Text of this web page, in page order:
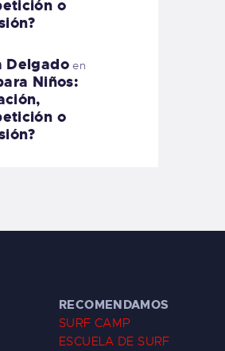
o
Delgadoen
Niños:
o
RECOMENDAMOS
SURF CAMP
ESCUELA DE SURF